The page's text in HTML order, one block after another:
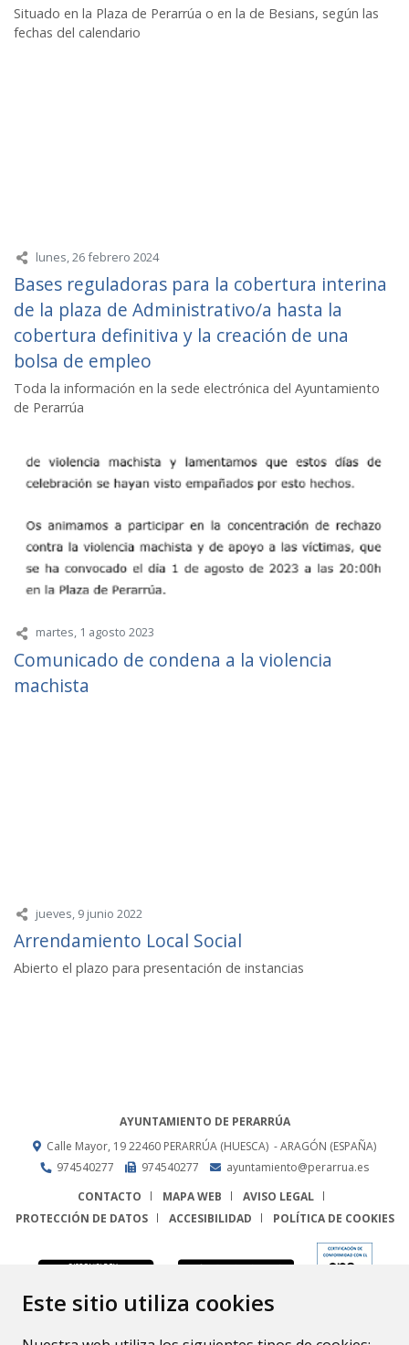
Este sitio utiliza cookies
Situado en la Plaza de Perarrúa o en la de Besians, según las
fechas del calendario
lunes, 26 febrero 2024
Bases reguladoras para la cobertura interina
de la plaza de Administrativo/a hasta la
cobertura definitiva y la creación de una
bolsa de empleo
Toda la información en la sede electrónica del Ayuntamiento
de Perarrúa
martes, 1 agosto 2023
Comunicado de condena a la violencia
machista
jueves, 9 junio 2022
Arrendamiento Local Social
Abierto el plazo para presentación de instancias
AYUNTAMIENTO DE PERARRÚA
Calle Mayor, 1922460 PERARRÚA (HUESCA) - ARAGÓN (ESPAÑA)
974540277
974540277
ayuntamiento@perarrua.es
CONTACTO
MAPA WEB
AVISO LEGAL
PROTECCIÓN DE DATOS
ACCESIBILIDAD POLÍTICA DE COOKIES